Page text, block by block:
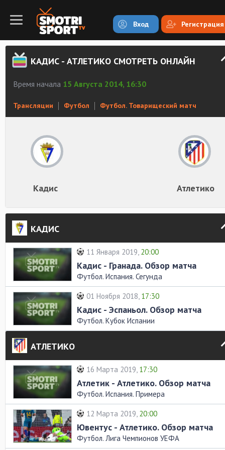
Вход Регистрация
КАДИС - АТЛЕТИКО СМОТРЕТЬ ОНЛАЙН
Время начала 15 Августа 2014, 16:30
Трансляции Футбол Футбол. Товарищеский матч
Кадис Атлетико
КАДИС
11 Января 2019, 20:00
Кадис - Гранада. Обзор матча
Футбол. Испания. Сегунда
01 Ноября 2018, 17:30
Кадис - Эспаньол. Обзор матча
Футбол. Кубок Испании
АТЛЕТИКО
16 Марта 2019, 17:30
Атлетик - Атлетико. Обзор матча
Футбол. Испания. Примера
12 Марта 2019, 20:00
Ювентус - Атлетико. Обзор матча
Футбол. Лига Чемпионов УЕФА